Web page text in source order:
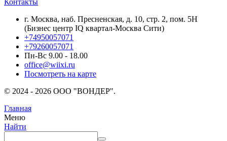
г. Москва, наб. Пресненская, д. 10, стр. 2, пом. 5Н
(Бизнес центр IQ квартал-Москва Сити)
+74950057071
+79260057071
Пн-Вс 9.00 - 18.00
office@wiixi.ru
Посмотреть на карте
© 2024 - 2026 ООО "ВОНДЕР".
Главная
Меню
Найти